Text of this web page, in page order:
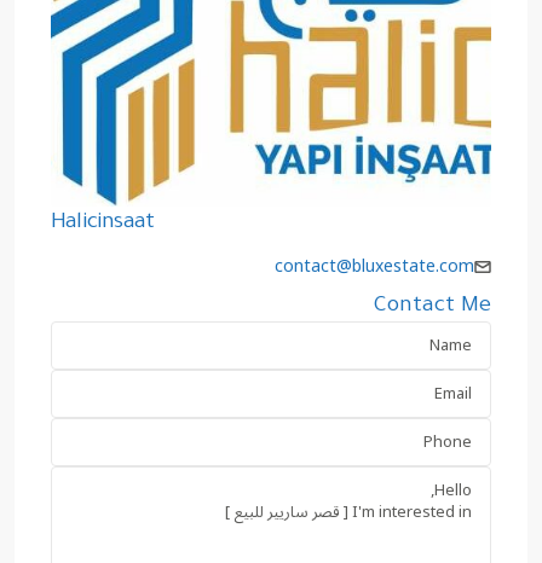
Halicinsaat
contact@bluxestate.com
Contact Me